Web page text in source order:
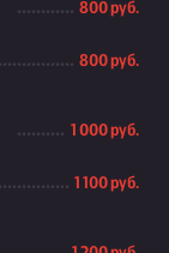
800 руб.
800 руб.
1 000 руб.
1 100 руб.